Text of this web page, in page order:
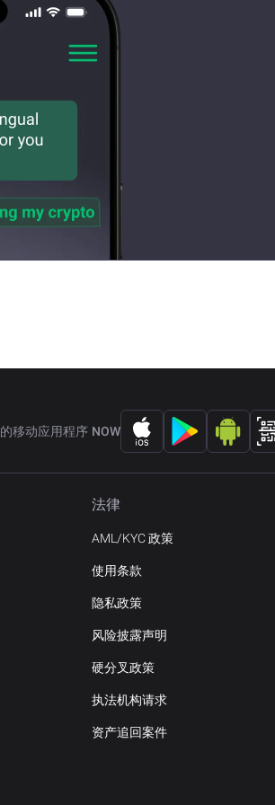
移动应用程序 NOW
法律
AML/KYC 政策
使用条款
隐私政策
风险披露声明
硬分叉政策
执法机构请求
资产追回案件